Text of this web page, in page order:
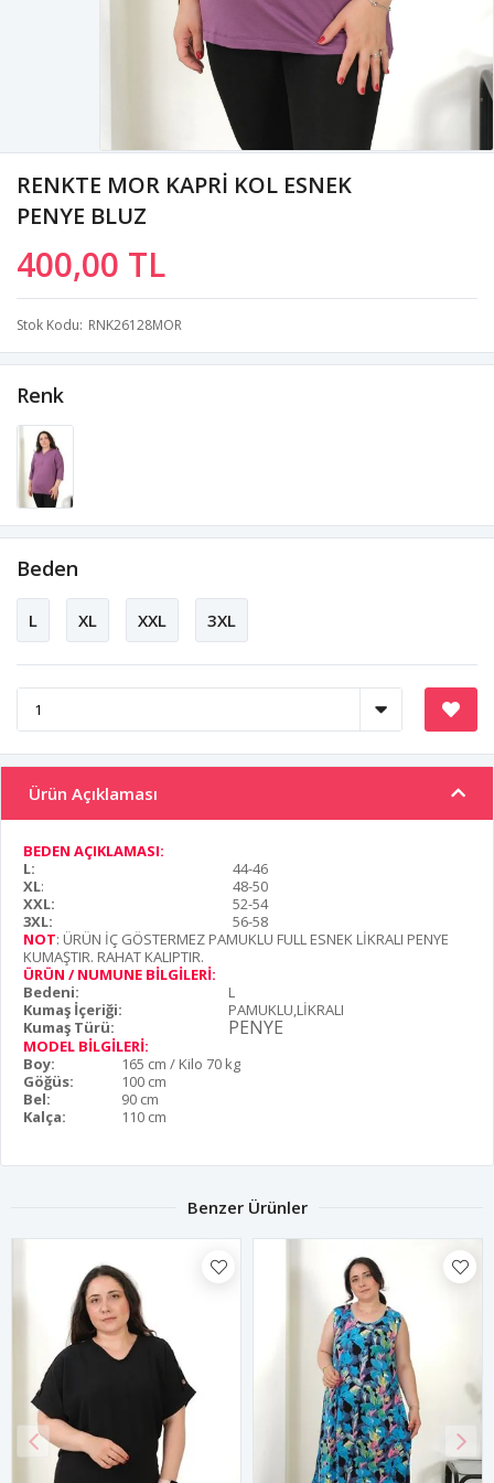
RENKTE MOR KAPRİ KOL ESNEK
PENYE BLUZ
400,00 TL
Stok Kodu RNK26128MOR
Renk
Beden
L XL XXL 3XL
Ürün Açıklaması
BEDEN AÇIKLAMASI:
L:
44-46
XL:
48-50
XXL:
52-54
3XL:
56-58
NOT: ÜRÜN İÇ GÖSTERMEZ PAMUKLU FULL ESNEK LİKRALI PENYE
KUMAŞTIR. RAHAT KALIPTIR.
ÜRÜN / NUMUNE BİLGİLERİ:
Bedeni:
L
Kumaş İçeriği:
PAMUKLU,LİKRALI
Kumaş Türü:
PENYE
MODEL BİLGİLERİ:
Boy:
165 cm / Kilo 70 kg
Göğüs:
100 cm
Bel:
90 cm
Kalça:
110 cm
Benzer Ürünler